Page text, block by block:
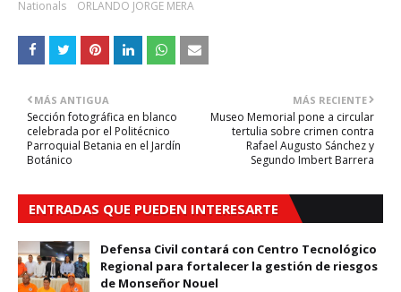
Nationals
ORLANDO JORGE MERA
MÁS RECIENTE
Museo Memorial pone a circular
tertulia sobre crimen contra
Rafael Augusto Sánchez y
Segundo Imbert Barrera
MÁS ANTIGUA
Sección fotográfica en blanco
celebrada por el Politécnico
Parroquial Betania en el Jardín
Botánico
ENTRADAS QUE PUEDEN INTERESARTE
Defensa Civil contará con Centro Tecnológico
Regional para fortalecer la gestión de riesgos
de Monseñor Nouel